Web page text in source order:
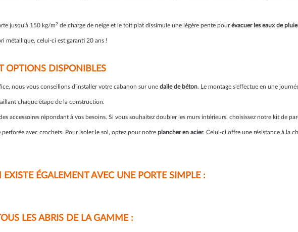
jusqu'à 150 kg/m2 de charge de neige et le toit plat dissimule une légère pente pourévacuer les eaux de pluie.
métallique, celui-ci est garanti 20 ans !
OPTIONS DISPONIBLES
nous vous conseillons d'installer votre cabanon sur une dalle de béton. Le montage s'effectue en une
chaque étape de la construction.
accessoires répondant à vos besoins. Si vous souhaitez doubler les murs intérieurs, choisissez notre kit de
avec crochets. Pour isoler le sol, optez pour notre plancher en acier. Celui-ci offre une résistance à la
ÉGALEMENT AVEC UNE PORTE SIMPLE :
LES ABRIS DE LA GAMME :